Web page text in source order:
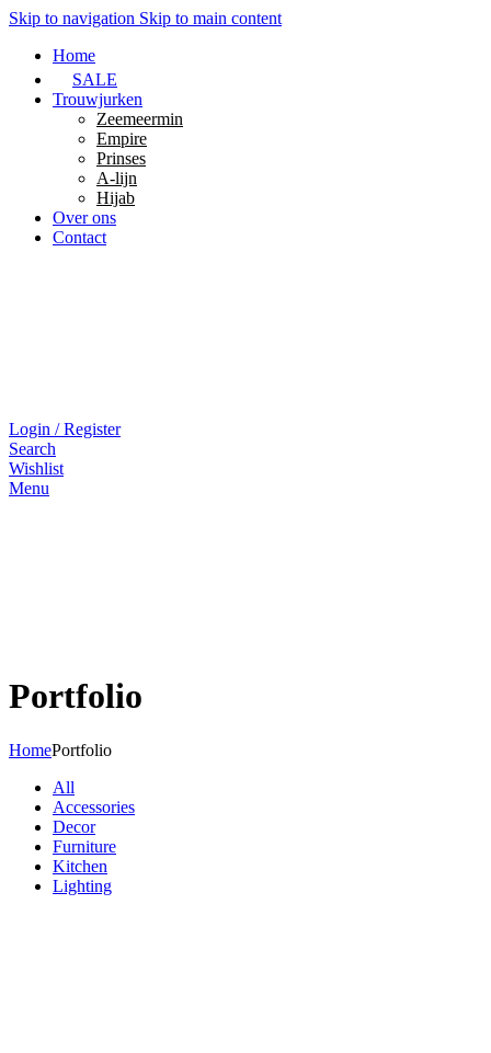
Skip to navigation Skip to main content
Home
SALE
Trouwjurken
Zeemeermin
Empire
Prinses
A-lijn
Hijab
Over ons
Contact
Login / Register
Search
Wishlist
Menu
Portfolio
HomePortfolio
All
Accessories
Decor
Furniture
Kitchen
Lighting